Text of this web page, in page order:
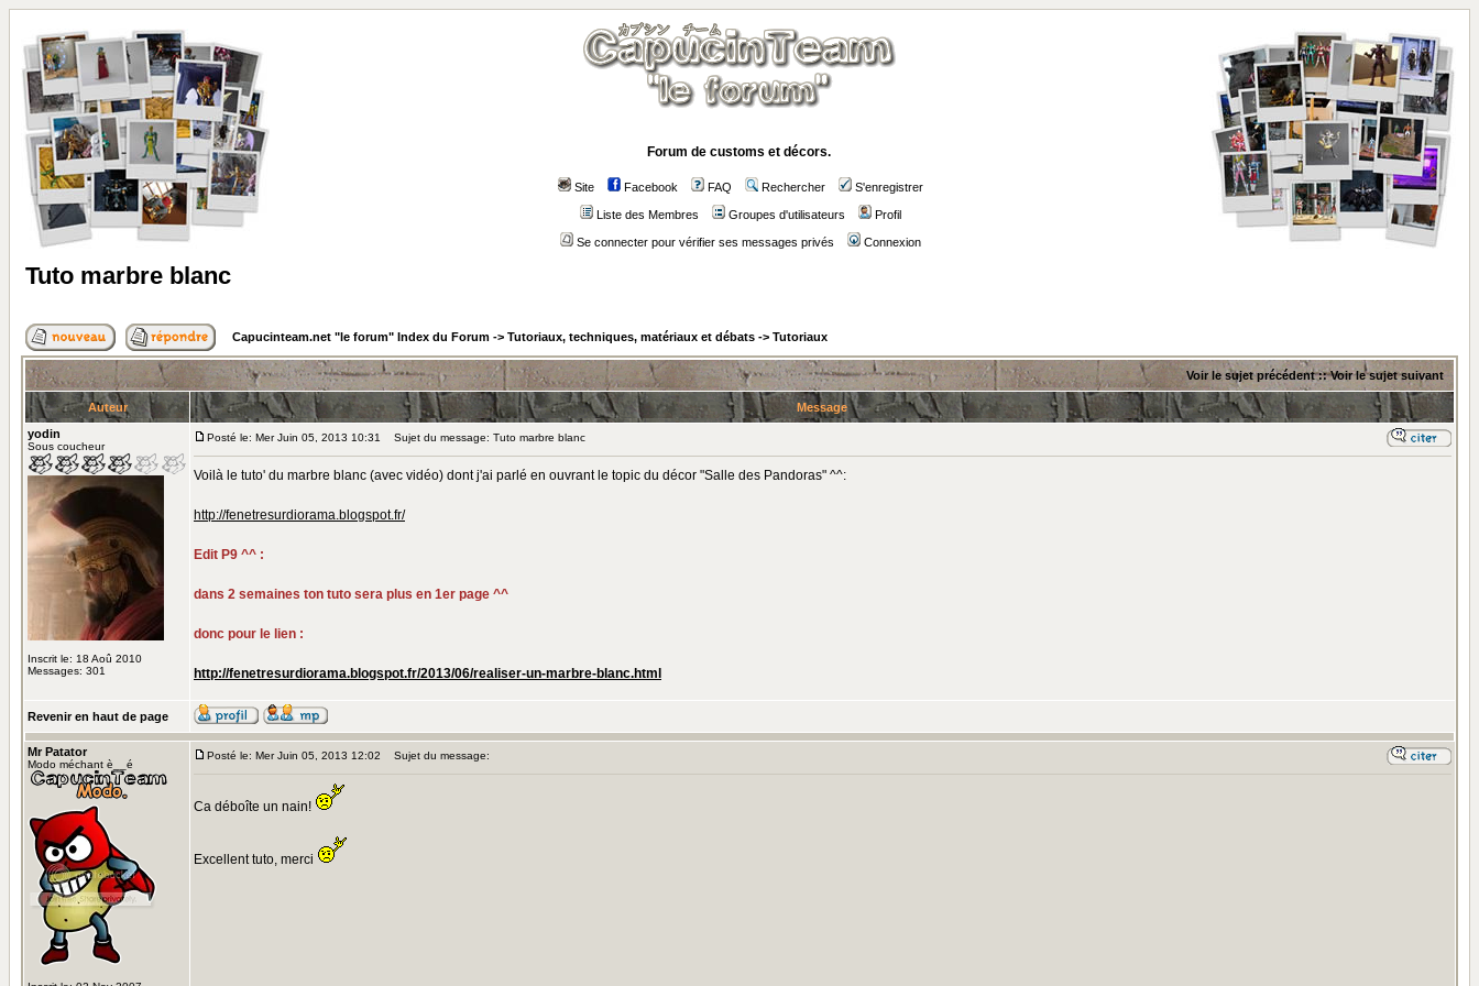
Forum de customs et décors.
Site Facebook FAQ Rechercher S'enregistrer
Liste des Membres Groupes d'utilisateurs Profil
Se connecter pour vérifier ses messages privés Connexion
Tuto marbre blanc
Capucinteam.net "le forum" Index du Forum -> Tutoriaux, techniques, matériaux et débats -> Tutoriaux
Voir le sujet précédent::Voir le sujet suivant
Auteur
Message
yodin
Sous coucheur
Inscrit le: 18 Aoû 2010
Messages: 301
Posté le: Mer Juin 05, 2013 10:31 Sujet du message: Tuto marbre blanc
Voilà le tuto' du marbre blanc (avec vidéo) dont j'ai parlé en ouvrant le topic du décor "Salle des Pandoras" ^^:
http://fenetresurdiorama.blogspot.fr/
Edit P9 ^^ :
dans 2 semaines ton tuto sera plus en 1er page ^^
donc pour le lien :
http://fenetresurdiorama.blogspot.fr/2013/06/realiser-un-marbre-blanc.html
Revenir en haut de page
Mr Patator
Modo méchant è__é
Posté le: Mer Juin 05, 2013 12:02 Sujet du message:
Ca déboîte un nain!
Excellent tuto, merci